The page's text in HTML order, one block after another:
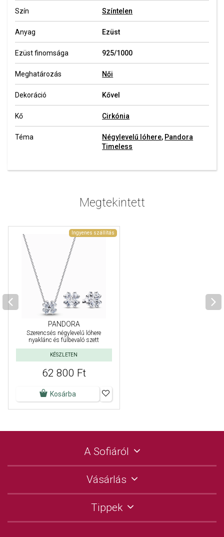
Szín Színtelen
Anyag Ezüst
Ezüst finomsága 925/1000
Meghatározás Női
Dekoráció Kővel
Kő Cirkónia
Téma Négylevelű lóhere, Pandora
Timeless
Megtekintett
Ingyenes szállítás
PANDORA
Szerencsés négylevelű lóhere
nyaklánc és fülbevaló szett
KÉSZLETEN
62 800 Ft
Kosárba
A Sofiáról
Vásárlás
Tippek